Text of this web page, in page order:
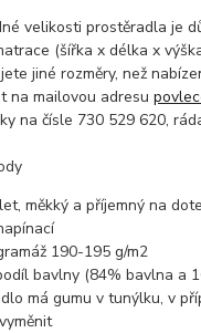
velikosti prostěradla je
(šířka x délka x
jiné rozměry, než
na mailovou adresu
na čísle 730 529 620,
měkký a příjemný na
190-195 g/m2
bavlny (84% bavlna a
má gumu v tunýlku, v